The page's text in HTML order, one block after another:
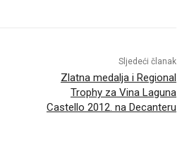
Sljedeći članak
Zlatna medalja i Regional
Trophy za Vina Laguna
Castello 2012. na Decanteru